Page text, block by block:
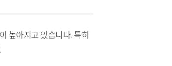
높아지고 있습니다. 특히